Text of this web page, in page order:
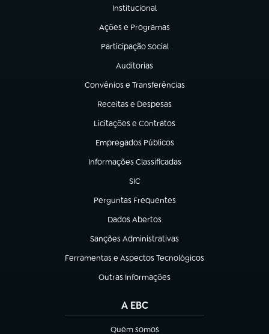
Institucional
(abre em nova aba)
Ações e Programas
(abre em nova aba)
Participação Social
(abre em nova aba)
Auditorias
(abre em nova aba)
Convênios e Transferências
(abre em nova aba)
Receitas e Despesas
(abre em nova aba)
Licitações e Contratos
(abre em nova aba)
Empregados Públicos
(abre em nova aba)
Informações Classificadas
(abre em nova aba)
SIC
(abre em nova aba)
Perguntas Frequentes
(abre em nova aba)
Dados Abertos
(abre em nova aba)
Sanções Administrativas
(abre em nova aba)
Ferramentas e Aspectos Tecnológicos
(abre em nova aba)
Outras Informações
(abre em nova aba)
A EBC
Quem somos